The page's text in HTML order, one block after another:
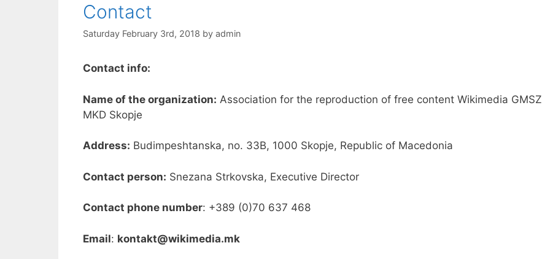
Contact
Saturday February 3rd, 2018 by admin
Contact info:
Name of the organization: Association for the reproduction of free content Wikimedia GMSZ
MKD Skopje
Address: Budimpeshtanska, no. 33B, 1000 Skopje, Republic of Macedonia
Contact person: Snezana Strkovska, Executive Director
Contact phone number: +389 (0)70 637 468
Email: kontakt@wikimedia.mk